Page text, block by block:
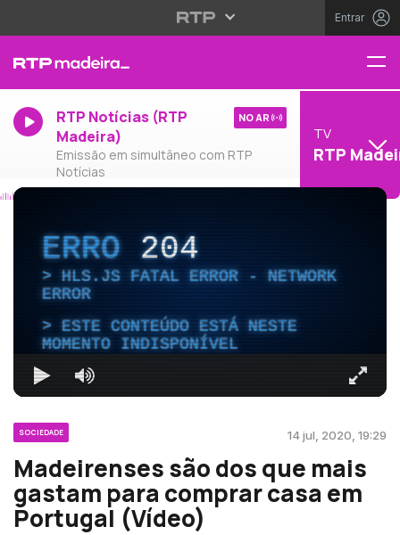
Entrar
RTP Notícias (RTP
Madeira)
Emissão em simultâneo com RTP
Notícias
NO AR
TV
RTP
ERRO204
HLS.JS FATAL ERROR - NETWORK
ERROR
ESTE CONTEÚDO ESTÁ NESTE
MOMENTO INDISPONÍVEL
SOCIEDADE 14 jul, 2020, 19:29
Madeirenses são dos que mais
gastam para comprar casa em
Portugal (Vídeo)